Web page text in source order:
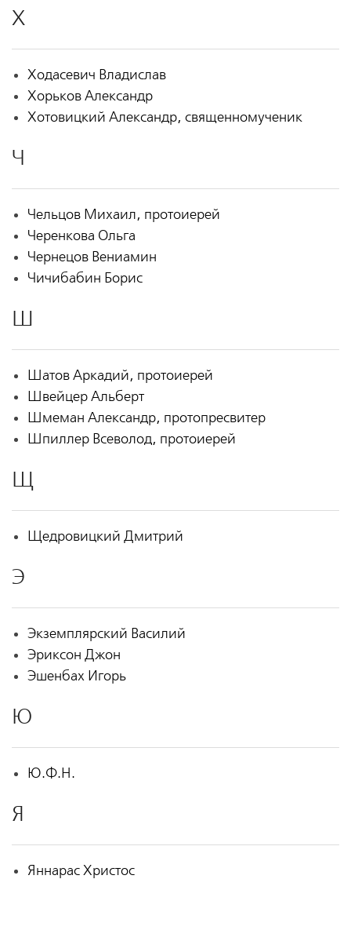
Х
Ходасевич Владислав
Хорьков Александр
Хотовицкий Александр, священномученик
Ч
Чельцов Михаил, протоиерей
Черенкова Ольга
Чернецов Вениамин
Чичибабин Борис
Ш
Шатов Аркадий, протоиерей
Швейцер Альберт
Шмеман Александр, протопресвитер
Шпиллер Всеволод, протоиерей
Щ
Щедровицкий Дмитрий
Э
Экземплярский Василий
Эриксон Джон
Эшенбах Игорь
Ю
Ю.Ф.Н.
Я
Яннарас Христос